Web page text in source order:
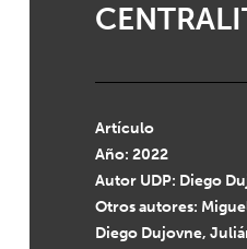
Artículo
Año: 2022
Autor UDP: Diego
Otros autores:
Diego Dujovne,